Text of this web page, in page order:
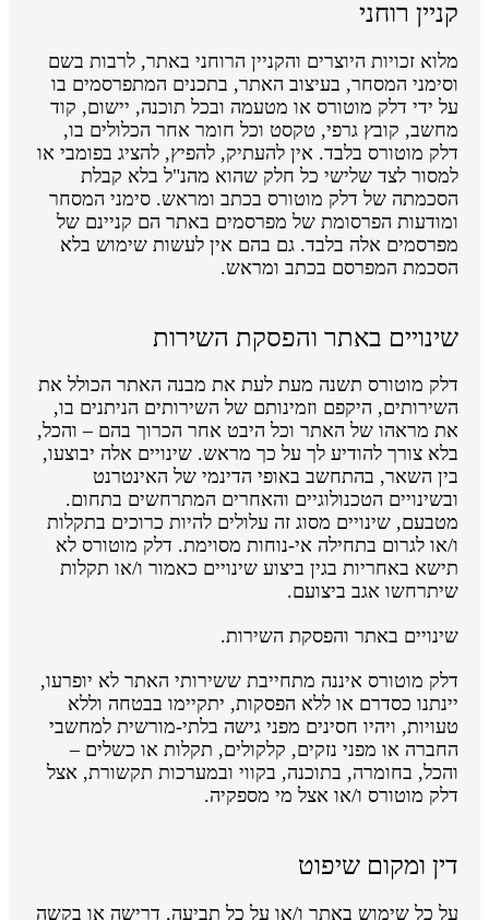
קניין רוחני
מלוא זכויות היוצרים והקניין הרוחני באתר, לרבות בשם
וסימני המסחר, בעיצוב האתר, בתכנים המתפרסמים בו
על ידי דלק מוטורס או מטעמה ובכל תוכנה, יישום, קוד
מחשב, קובץ גרפי, טקסט וכל חומר אחר הכלולים בו,
דלק מוטורס בלבד. אין להעתיק, להפיץ, להציג בפומבי או
למסור לצד שלישי כל חלק שהוא מהנ"ל בלא קבלת
הסכמתה של דלק מוטורס בכתב ומראש. סימני המסחר
ומודעות הפרסומת של מפרסמים באתר הם קניינם של
מפרסמים אלה בלבד. גם בהם אין לעשות שימוש בלא
הסכמת המפרסם בכתב ומראש.
שינויים באתר והפסקת השירות
דלק מוטורס תשנה מעת לעת את מבנה האתר הכולל את
השירותים, היקפם וזמינותם של השירותים הניתנים בו,
את מראהו של האתר וכל היבט אחר הכרוך בהם – והכל,
בלא צורך להודיע לך על כך מראש. שינויים אלה יבוצעו,
בין השאר, בהתחשב באופי הדינמי של האינטרנט
ובשינויים הטכנולוגיים והאחרים המתרחשים בתחום.
מטבעם, שינויים מסוג זה עלולים להיות כרוכים בתקלות
ו/או לגרום בתחילה אי-נוחות מסוימת. דלק מוטורס לא
תישא באחריות בגין ביצוע שינויים כאמור ו/או תקלות
שיתרחשו אגב ביצועם.
שינויים באתר והפסקת השירות.
דלק מוטורס איננה מתחייבת ששירותי האתר לא יופרעו,
יינתנו כסדרם או ללא הפסקות, יתקיימו בבטחה וללא
טעויות, ויהיו חסינים מפני גישה בלתי-מורשית למחשבי
החברה או מפני נזקים, קלקולים, תקלות או כשלים –
והכל, בחומרה, בתוכנה, בקווי ובמערכות תקשורת, אצל
דלק מוטורס ו/או אצל מי מספקיה.
דין ומקום שיפוט
על כל שימוש באתר ו/או על כל תביעה, דרישה או בקשה